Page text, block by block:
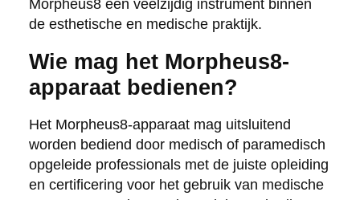
Morpheus8 een veelzijdig instrument binnen
de esthetische en medische praktijk.
Wie mag het Morpheus8-
apparaat bedienen?
Het Morpheus8-apparaat mag uitsluitend
worden bediend door medisch of paramedisch
opgeleide professionals met de juiste opleiding
en certificering voor het gebruik van medische